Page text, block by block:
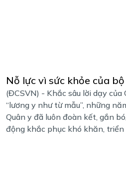
Nỗ lực vì sức khỏe của
(ĐCSVN) - Khắc sâu lời dạy
“lương y như từ mẫu”, những
Quân y đã luôn đoàn kết, gắn
động khắc phục khó khăn, triển